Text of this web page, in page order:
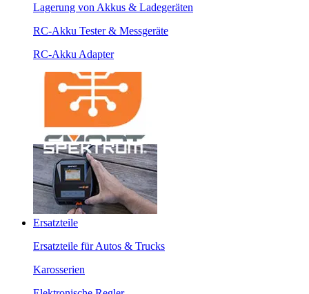
Lagerung von Akkus & Ladegeräten
RC-Akku Tester & Messgeräte
RC-Akku Adapter
Ersatzteile
Ersatzteile für Autos & Trucks
Karosserien